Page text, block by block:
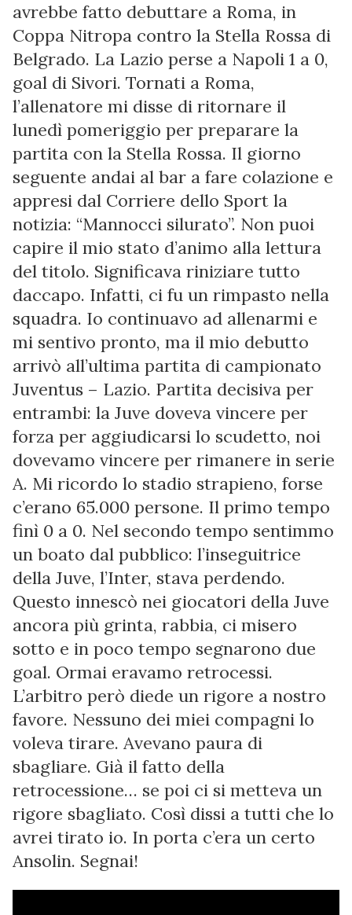
avrebbe fatto debuttare a Roma, in
Coppa Nitropa contro la Stella Rossa di
Belgrado. La Lazio perse a Napoli 1 a 0,
goal di Sivori. Tornati a Roma,
l’allenatore mi disse di ritornare il
lunedì pomeriggio per preparare la
partita con la Stella Rossa. Il giorno
seguente andai al bar a fare colazione e
appresi dal Corriere dello Sport la
notizia: “Mannocci silurato”. Non puoi
capire il mio stato d’animo alla lettura
del titolo. Significava riniziare tutto
daccapo. Infatti, ci fu un rimpasto nella
squadra. Io continuavo ad allenarmi e
mi sentivo pronto, ma il mio debutto
arrivò all’ultima partita di campionato
Juventus – Lazio. Partita decisiva per
entrambi: la Juve doveva vincere per
forza per aggiudicarsi lo scudetto, noi
dovevamo vincere per rimanere in serie
A. Mi ricordo lo stadio strapieno, forse
c’erano 65.000 persone. Il primo tempo
finì 0 a 0. Nel secondo tempo sentimmo
un boato dal pubblico: l’inseguitrice
della Juve, l’Inter, stava perdendo.
Questo innescò nei giocatori della Juve
ancora più grinta, rabbia, ci misero
sotto e in poco tempo segnarono due
goal. Ormai eravamo retrocessi.
L’arbitro però diede un rigore a nostro
favore. Nessuno dei miei compagni lo
voleva tirare. Avevano paura di
sbagliare. Già il fatto della
retrocessione… se poi ci si metteva un
rigore sbagliato. Così dissi a tutti che lo
avrei tirato io. In porta c’era un certo
Ansolin. Segnai!